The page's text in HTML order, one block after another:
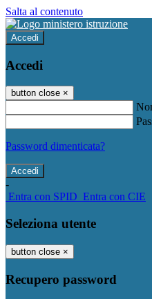
Salta al contenuto
Accedi
Accedi
button close ×
Password dimenticata?
-
Entra con SPID Entra con CIE
Seleziona utente
button close ×
Recupero password